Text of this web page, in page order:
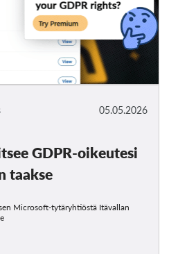
05.05.2026
GDPR-oikeutesi
taakse
Microsoft-tytäryhtiöstä Itävallan